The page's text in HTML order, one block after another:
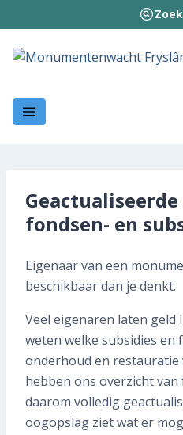
fondsen- en
Eigenaar van een
beschikbaar dan je denkt.
Veel eigenaren laten geld
weten welke subsidies
onderhoud en restauratie
hebben ons overzicht
daarom volledig
oogopslag ziet wat er
Hoe wij werken
Nieuws en
Contact
058 215 73 65
SNEL REGELEN